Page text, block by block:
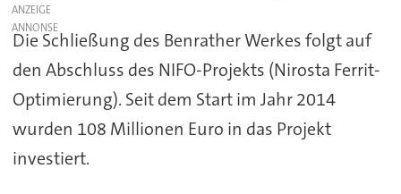
ANZEIGE
Die Schließung des Benrather Werkes folgt auf
den Abschluss des NIFO-Projekts (Nirosta Ferrit-
Optimierung). Seit dem Start im Jahr 2014
wurden 108 Millionen Euro in das Projekt
investiert.